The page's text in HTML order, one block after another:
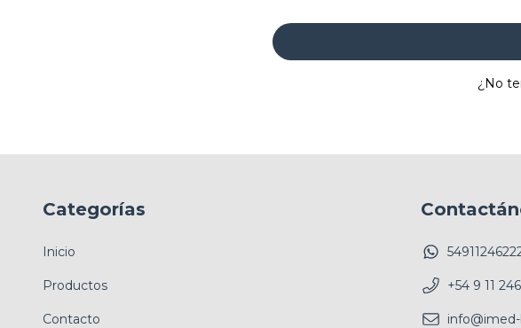
¿No
Categorías
Inicio
Productos
Contacto
+54 9 11